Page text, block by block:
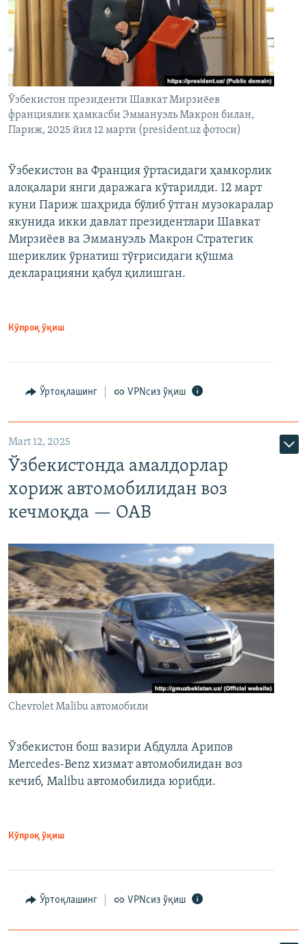
Ўзбекистон президенти Шавкат Мирзиёев
франциялик ҳамкасби Эммануэль Макрон билан,
Париж, 2025 йил 12 марти (president.uz фотоси)
Ўзбекистон ва Франция ўртасидаги ҳамкорлик
алоқалари янги даражага кўтарилди. 12 март
куни Париж шаҳрида бўлиб ўтган музокаралар
якунида икки давлат президентлари Шавкат
Мирзиёев ва Эммануэль Макрон Стратегик
шериклик ўрнатиш тўғрисидаги қўшма
декларацияни қабул қилишган.
Кўпроқ ўқиш
Ўртоқлашинг VPNсиз ўқиш
Mart 12, 2025
Ўзбекистонда амалдорлар
хориж автомобилидан воз
кечмоқда — ОАВ
Chevrolet Malibu автомобили
Ўзбекистон бош вазири Абдулла Арипов
Mercedes-Benz хизмат автомобилидан воз
кечиб, Malibu автомобилида юрибди.
Кўпроқ ўқиш
Ўртоқлашинг VPNсиз ўқиш